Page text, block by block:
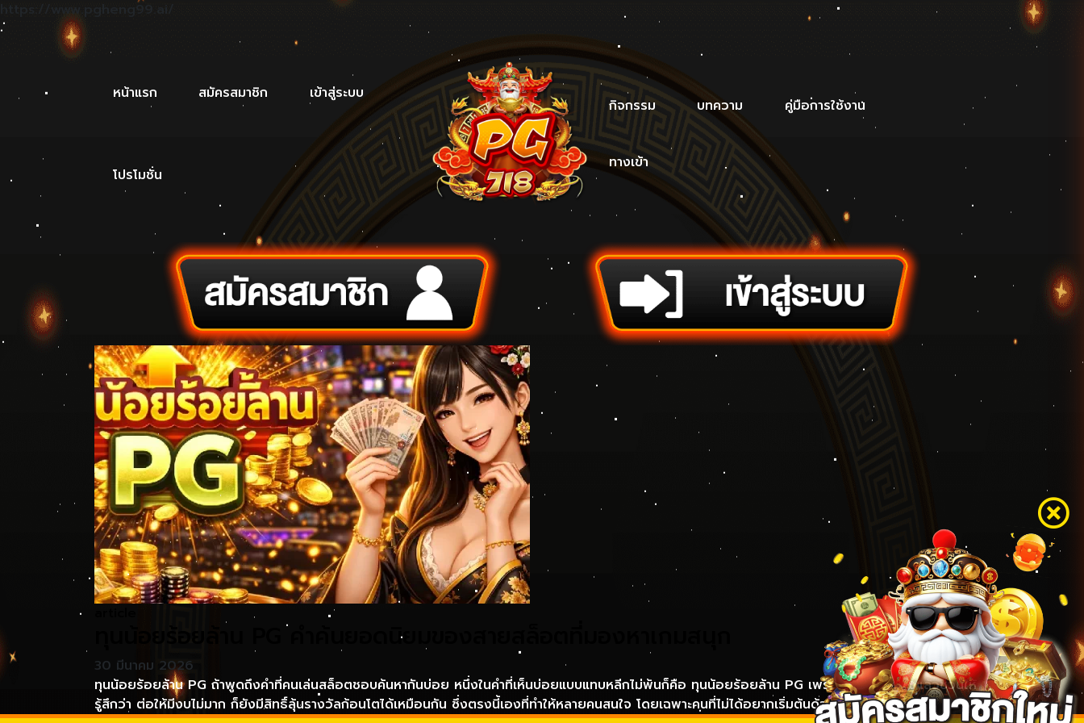
https://www.pgheng99.ai/
หน้าแรก สมัครสมาชิก เข้าสู่ระบบ
โปรโมชั่น
กิจกรรม บทความ คู่มือการใช้งาน
ทางเข้า
ทุนน้อยร้อยล้าน PG คำค้นยอดนิยมของสายสล็อตที่มองหาเกมสนุก
30 มีนาคม 2026
ทุนน้อยร้อยล้าน PG ถ้าพูดถึงคำที่คนเล่นสล็อตชอบค้นหากันบ่อย หนึ่งในคำที่เห็นบ่อยแบบแทบหลีกไม่พ้นก็คือ ทุนน้อยร้อยล้าน PG เพราะมันเป็นคำที่ฟังแล้วชวนให้
รู้สึกว่า ต่อให้มีงบไม่มาก ก็ยังมีสิทธิ์ลุ้นรางวัลก้อนโตได้เหมือนกัน ซึ่งตรงนี้เองที่ทำให้หลายคนสนใจ โดยเฉพาะคนที่ไม่ได้อยากเริ่มต้นด้วยเงินเยอะ แต่อ […]